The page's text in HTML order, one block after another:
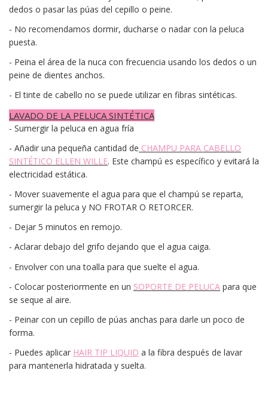
dedos o pasar las púas del cepillo o peine.
- No recomendamos dormir, ducharse o nadar con la peluca
puesta.
- Peina el área de la nuca con frecuencia usando los dedos o un
peine de dientes anchos.
- El tinte de cabello no se puede utilizar en fibras sintéticas.
LAVADO DE LA PELUCA SINTÉTICA
- Sumergir la peluca en agua fría
- Añadir una pequeña cantidad de CHAMPU PARA CABELLO
SINTÉTICO ELLEN WILLE. Este champú es específico y evitará la
electricidad estática.
- Mover suavemente el agua para que el champú se reparta,
sumergir la peluca y NO FROTAR O RETORCER.
- Dejar 5 minutos en remojo.
- Aclarar debajo del grifo dejando que el agua caiga.
- Envolver con una toalla para que suelte el agua.
- Colocar posteriormente en un SOPORTE DE PELUCA para que
se seque al aire.
- Peinar con un cepillo de púas anchas para darle un poco de
forma.
- Puedes aplicar HAIR TIP LIQUID a la fibra después de lavar
para mantenerla hidratada y suelta.